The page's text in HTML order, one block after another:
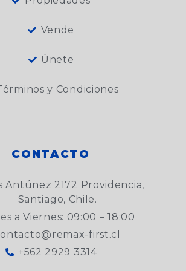
Vende
Únete
y Condiciones
CONTACTO
Antúnez 2172 Providencia,
Santiago, Chile.
a Viernes: 09:00 – 18:00
first.cl
+562 2929 3314